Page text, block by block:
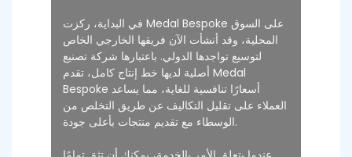
في البداية، ركزت Medal Bespoke على السوق
المحلية، وقد أنشأت الآن فريقها الخارجي الخاص
لتوسيع تواجدها الدولي. باعتبارها شركة تصنيع
أصلية لديها خط إنتاج كامل، تقدم Medal
Bespoke أسعارًا تنافسية للغاية، مما يساعد
العملاء على تقليل التكاليف عن طريق التخلص من
الوسطاء مع تقديم منتجات بأعلى جودة.